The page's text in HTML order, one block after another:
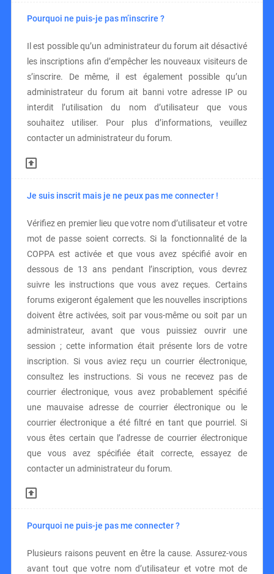
Pourquoi ne puis-je pas m’inscrire ?
Il est possible qu’un administrateur du forum ait désactivé
les inscriptions afin d’empêcher les nouveaux visiteurs de
s’inscrire. De même, il est également possible qu’un
administrateur du forum ait banni votre adresse IP ou
interdit l’utilisation du nom d’utilisateur que vous
souhaitez utiliser. Pour plus d’informations, veuillez
contacter un administrateur du forum.
Je suis inscrit mais je ne peux pas me connecter !
Vérifiez en premier lieu que votre nom d’utilisateur et votre
mot de passe soient corrects. Si la fonctionnalité de la
COPPA est activée et que vous avez spécifié avoir en
dessous de 13 ans pendant l’inscription, vous devrez
suivre les instructions que vous avez reçues. Certains
forums exigeront également que les nouvelles inscriptions
doivent être activées, soit par vous-même ou soit par un
administrateur, avant que vous puissiez ouvrir une
session ; cette information était présente lors de votre
inscription. Si vous aviez reçu un courrier électronique,
consultez les instructions. Si vous ne recevez pas de
courrier électronique, vous avez probablement spécifié
une mauvaise adresse de courrier électronique ou le
courrier électronique a été filtré en tant que pourriel. Si
vous êtes certain que l’adresse de courrier électronique
que vous avez spécifiée était correcte, essayez de
contacter un administrateur du forum.
Pourquoi ne puis-je pas me connecter ?
Plusieurs raisons peuvent en être la cause. Assurez-vous
avant tout que votre nom d’utilisateur et votre mot de